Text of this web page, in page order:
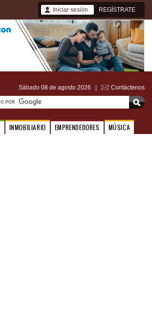
Iniciar sesión REGÍSTRATE
Sábado 08 de agosto 2026 | Contáctenos
INMOBILIARIO EMPRENDEDORES MÚSICA